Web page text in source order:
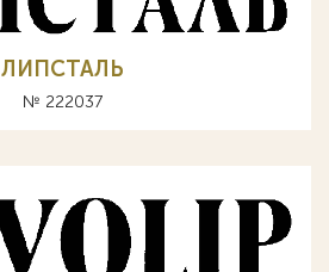
ЛИПСТАЛЬ
№ 222037